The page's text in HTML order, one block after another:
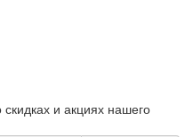
скидках и акциях нашего